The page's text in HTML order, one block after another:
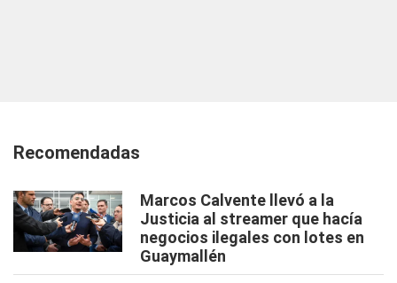
Recomendadas
Marcos Calvente llevó a la
Justicia al streamer que hacía
negocios ilegales con lotes en
Guaymallén